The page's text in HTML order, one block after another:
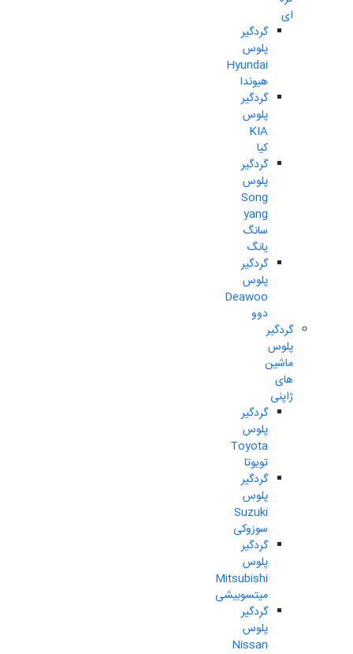
ای
گردگیر
پلوس
Hyundai
هیوندا
گردگیر
پلوس
KIA
کیا
گردگیر
پلوس
Song
yang
سانگ
یانگ
گردگیر
پلوس
Deawoo
دوو
گردگیر
پلوس
ماشین
های
ژاپنی
گردگیر
پلوس
Toyota
تویوتا
گردگیر
پلوس
Suzuki
سوزوکی
گردگیر
پلوس
Mitsubishi
میتسوبیشی
گردگیر
پلوس
Nissan